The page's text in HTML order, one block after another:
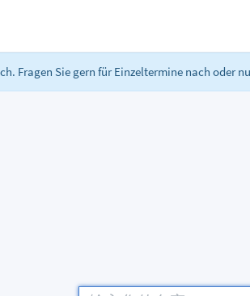
Fragen Sie gern für Einzeltermine nach oder